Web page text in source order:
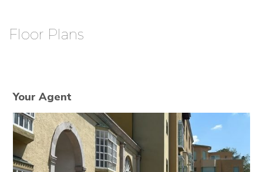
Floor Plans
Your Agent